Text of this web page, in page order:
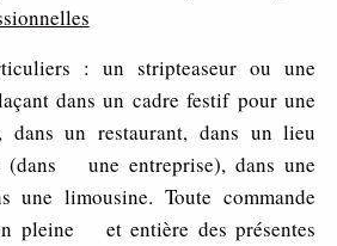
: un stripteaseur ou une
dans un cadre festif pour une
dans un restaurant, dans un lieu
(dans une entreprise), dans une
une limousine. Toute commande
pleine et entière des présentes